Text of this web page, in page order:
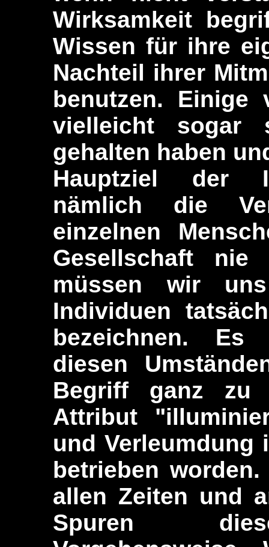
Wirksamkeit
Wissen für ihre
Nachteil ihrer
benutzen.
vielleicht sogar
gehalten haben
Hauptziel der
nämlich die
einzelnen
Gesellschaft
müssen wir
Individuen
bezeichnen.
diesen
Begriff ganz zu
Attribut
und
betrieben
allen Zeiten und
Spuren